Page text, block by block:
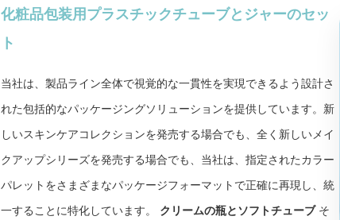
化粧品包装用プラスチックチューブとジャーのセッ
ト
当社は、製品ライン全体で視覚的な一貫性を実現できるよう設計さ
れた包括的なパッケージングソリューションを提供しています。新
しいスキンケアコレクションを発売する場合でも、全く新しいメイ
クアップシリーズを発売する場合でも、当社は、指定されたカラー
パレットをさまざまなパッケージフォーマットで正確に再現し、統
一することに特化しています。 クリームの瓶とソフトチューブ そ